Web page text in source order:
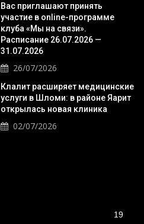
Вас приглашают принять
участие в online-программе
клуба «Мы на связи».
Расписание 26.07.2026 —
31.07.2026
26/07/2026
Клалит расширяет медицинские
услуги в Шломи: в районе Яарит
открылась новая клиника
02/07/2026
19